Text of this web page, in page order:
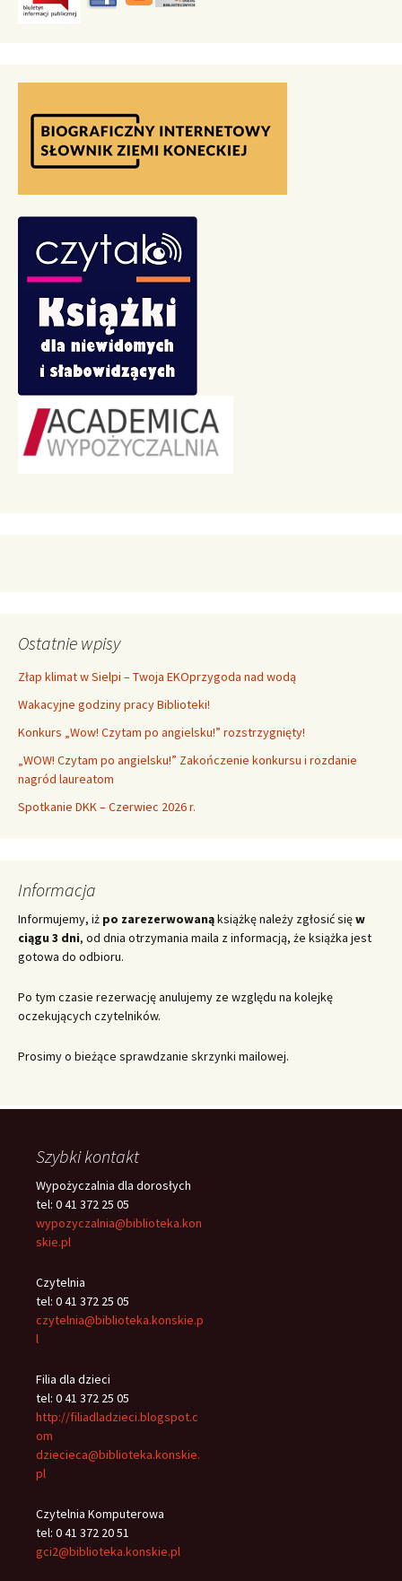
Ostatnie wpisy
Złap klimat w Sielpi – Twoja EKOprzygoda nad wodą
Wakacyjne godziny pracy Biblioteki!
Konkurs „Wow! Czytam po angielsku!” rozstrzygnięty!
„WOW! Czytam po angielsku!” Zakończenie konkursu i rozdanie
nagród laureatom
Spotkanie DKK – Czerwiec 2026 r.
Informacja
Informujemy, iż po zarezerwowanąksiążkę należy zgłosić sięw
ciągu 3 dni, od dnia otrzymania maila z informacją, że książka jest
gotowa do odbioru.
Po tym czasie rezerwację anulujemy ze względu na kolejkę
oczekujących czytelników.
Prosimy o bieżące sprawdzanie skrzynki mailowej.
Szybki kontakt
Wypożyczalnia dla dorosłych
tel: 0 41 372 25 05
wypozyczalnia@biblioteka.kon
skie.pl
Czytelnia
tel: 0 41 372 25 05
czytelnia@biblioteka.konskie.p
l
Filia dla dzieci
tel: 0 41 372 25 05
http://filiadladzieci.blogspot.c
om
dziecieca@biblioteka.konskie.
pl
Czytelnia Komputerowa
tel: 0 41 372 20 51
gci2@biblioteka.konskie.pl